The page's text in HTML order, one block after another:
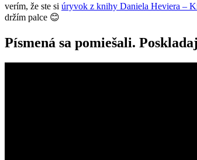
verím, že ste si úryvok z knihy Daniela Heviera –
držím palce 😊
Písmená sa pomiešali.